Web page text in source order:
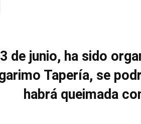
de junio, ha sido
Tapería, se
habrá queimada